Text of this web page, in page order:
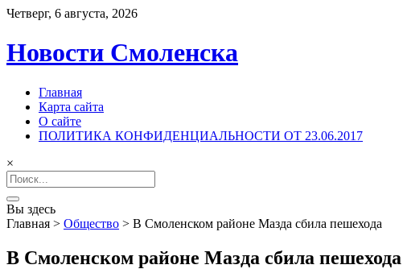
Четверг, 6 августа, 2026
Новости Смоленска
Главная
Карта сайта
О сайте
ПОЛИТИКА КОНФИДЕНЦИАЛЬНОСТИ ОТ 23.06.2017
×
Search
for:
Вы здесь
Главная > Общество > В Смоленском районе Мазда сбила пешехода
В Смоленском районе Мазда сбила пешехода